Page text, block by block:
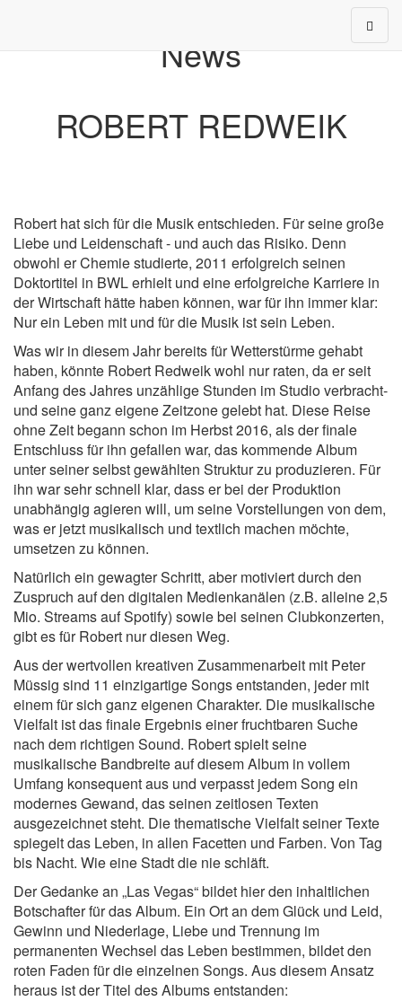
Toggle
News
ROBERT REDWEIK
Robert hat sich für die Musik entschieden. Für seine große
Liebe und Leidenschaft - und auch das Risiko. Denn
obwohl er Chemie studierte, 2011 erfolgreich seinen
Doktortitel in BWL erhielt und eine erfolgreiche Karriere in
der Wirtschaft hätte haben können, war für ihn immer klar:
Nur ein Leben mit und für die Musik ist sein Leben.
Was wir in diesem Jahr bereits für Wetterstürme gehabt
haben, könnte Robert Redweik wohl nur raten, da er seit
Anfang des Jahres unzählige Stunden im Studio verbracht­
und seine ganz eigene Zeitzone gelebt hat. Diese Reise
ohne Zeit begann schon im Herbst 2016, als der finale
Entschluss für ihn gefallen war, das kommende Album
unter seiner selbst gewählten Struktur zu produzieren. Für
ihn war sehr schnell klar, dass er bei der Produktion
unabhängig agieren will, um seine Vorstellungen von dem,
was er jetzt musikalisch und textlich machen möchte,
umsetzen zu können.
Natürlich ein gewagter Schritt, aber motiviert durch den
Zuspruch auf den digitalen Medienkanälen­ (z.B. alleine 2,5
Mio. Streams auf Spotify) sowie bei seinen Clubkonzerten,
gibt es für Robert nur diesen Weg.
Aus der wertvollen kreativen Zusammenarbeit mit Peter
Müssig sind 11 einzigartige Songs entstanden, jeder mit
einem für sich ganz eigenen Charakter. Die musikalische
Vielfalt ist das finale Ergebnis einer fruchtbaren Suche
nach dem richtigen Sound. Robert spielt seine
musikalische Bandbreite auf diesem Album in vollem
Umfang konsequent aus und verpasst jedem Song ein
modernes Gewand, das seinen zeitlosen Texten
ausgezeichnet steht. Die thematische Vielfalt seiner Texte
spiegelt das Leben, in allen Facetten und Farben. Von Tag
bis Nacht. Wie eine Stadt die nie schläft.
Der Gedanke an „Las Vegas“ bildet hier den inhaltlichen
Botschafter für das Album. Ein Ort an dem Glück und Leid,
Gewinn und Niederlage, Liebe und Trennung im
permanenten Wechsel das Leben bestimmen, bildet den
roten Faden für die einzelnen Songs. Aus diesem Ansatz
heraus ist der Titel des Albums entstanden: